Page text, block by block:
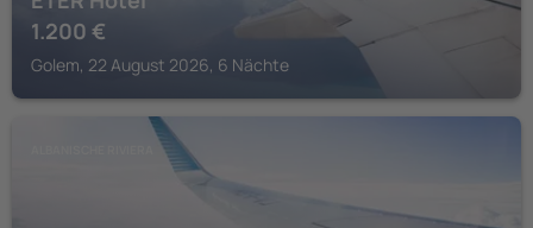
1.200 €
Golem, 22 August 2026, 6 Nächte